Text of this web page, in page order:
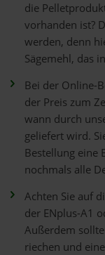
die
vorhanden ist?
werden, denn
Sägemehl, das
Bei der Online-
der Preis zum
wann durch
geliefert wird.
Bestellung eine
nochmals alle
Achten Sie auf
der ENplus-A1
Außerdem
riechen und